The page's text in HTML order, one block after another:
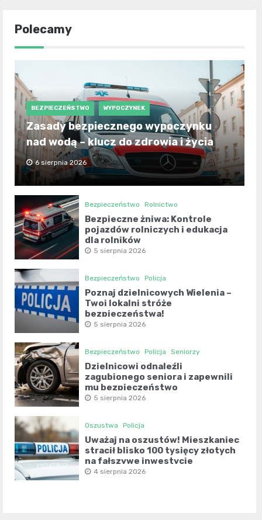
Polecamy
BEZPIECZEŃSTWO WYPOCZYNEK
Zasady bezpiecznego wypoczynku
nad wodą – klucz do zdrowia i życia
6 sierpnia 2026
Bezpieczeństwo Rolnictwo
Bezpieczne żniwa: Kontrole
pojazdów rolniczych i edukacja
dla rolników
5 sierpnia 2026
Bezpieczeństwo Policja
Poznaj dzielnicowych Wielenia –
Twoi lokalni stróże
bezpieczeństwa!
5 sierpnia 2026
Bezpieczeństwo Policja Seniorzy
Dzielnicowi odnaleźli
zagubionego seniora i zapewnili
mu bezpieczeństwo
5 sierpnia 2026
Oszustwa Policja
Uważaj na oszustów! Mieszkaniec
stracił blisko 100 tysięcy złotych
na fałszywe inwestycje
4 sierpnia 2026